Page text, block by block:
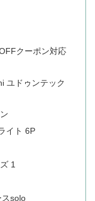
クーポン対応
ユドゥンテック
イト 6P
1
スsolo